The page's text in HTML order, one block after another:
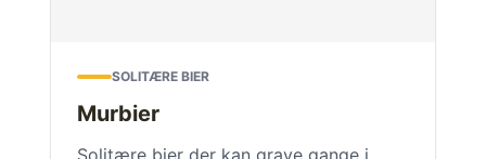
SOLITÆRE BIER
Murbier